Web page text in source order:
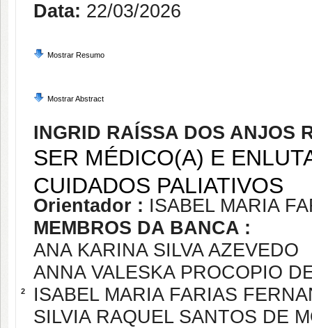
Data: 22/03/2026
Mostrar Resumo
Mostrar Abstract
2
INGRID RAÍSSA DOS ANJOS
SER MÉDICO(A) E
CUIDADOS PALIATIVOS
Orientador : ISABEL MARIA
MEMBROS DA BANCA :
ANA KARINA SILVA AZEVEDO
ANNA VALESKA PROCOPIO
ISABEL MARIA FARIAS
SILVIA RAQUEL SANTOS DE